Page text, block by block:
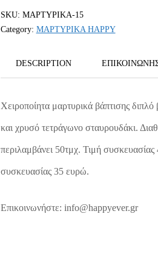
SKU: ΜΑΡΤΥΡΙΚΑ-15
Category: ΜΑΡΤΥΡΙΚΑ HAPPY
DESCRIPTION
Χειροποίητα μαρτυρικά βάπτισης
και χρυσό τετράγωνο σταυρουδάκι.
περιλαμβάνει 50τμχ. Τιμή
συσκευασίας 35 ευρώ.
Επικοινωνήστε: info@happyever.gr